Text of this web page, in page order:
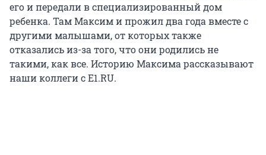
его и передали в специализированный дом
ребенка. Там Максим и прожил два года вместе с
другими малышами, от которых также
отказались из-за того, что они родились не
такими, как все. Историю Максима рассказывают
наши коллеги с Е1.RU.